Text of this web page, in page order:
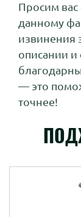
Просим вас
данному
извинения
описании и
— это
точнее!